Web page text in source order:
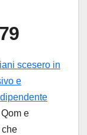
scesero in
e
e
che